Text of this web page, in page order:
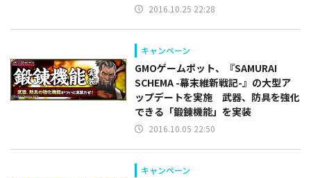
2016.10.25 22:28
キャンペーン
GMOゲームポット、『SAMURAI
SCHEMA -幕末維新戦記-』の大型ア
ップデートを実施 武器、防具を強化
できる「鍛錬機能」を実装
2016.10.05 22:50
キャンペーン